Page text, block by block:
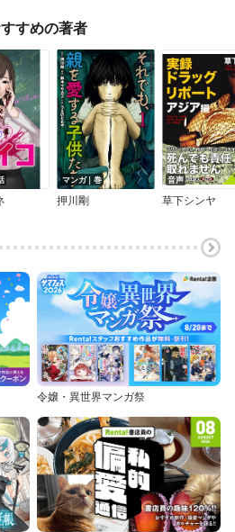
すめの著者
マンガ｜巻
押川剛
音声
草下シンヤ
令嬢・異世界マンガ祭